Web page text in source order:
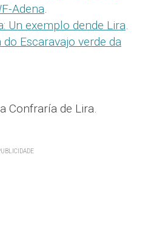
Adena
Un exemplo dende Lira
Escaravajo verde da
Confraría de Lira.